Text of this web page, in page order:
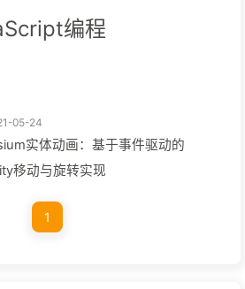
编程
05-24
实体动画：基于事件驱动的
移动与旋转实现
1